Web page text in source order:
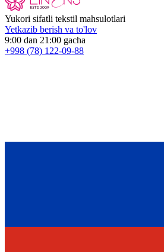
Yukori sifatli tekstil mahsulotlari
Yetkazib berish va to'lov
9:00 dan 21:00 gacha
+998 (78) 122-09-88